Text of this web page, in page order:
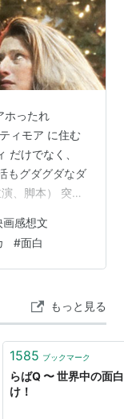
ホったれ
ィモア に住む
だけでなく、
もグダグダなダ
、脚本） 突然
中なのに！）
人なので、燃え
（笑） そうい
持ってかれる
画感想文
#面白
もっと見る
1585 ブックマーク
らばQ 〜 世界中の面
け！